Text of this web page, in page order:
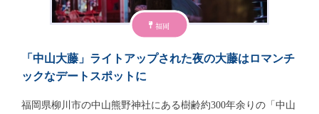
福岡
「中山大藤」ライトアップされた夜の大藤はロマンチ
ックなデートスポットに
福岡県柳川市の中山熊野神社にある樹齢約300年余りの「中山